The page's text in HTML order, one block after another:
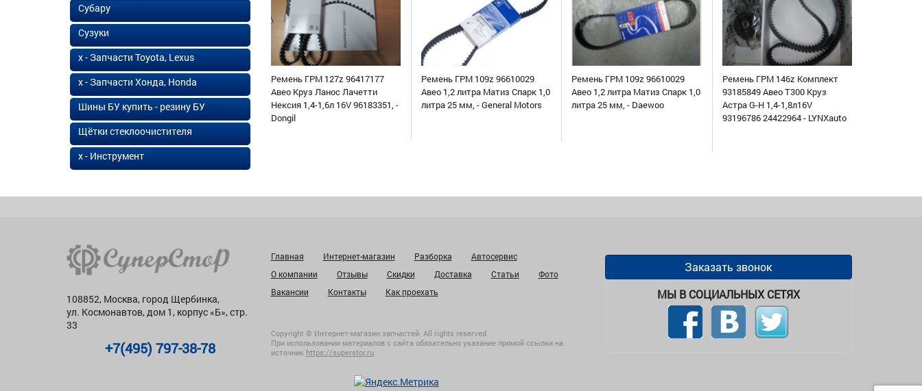
Ремень ГРМ 127z 96417177
Авео Круз Ланос Лачетти
Нексия 1,4-1,6л 16V 96183351, -
Dongil
Ремень ГРМ 109z 96610029
Авео 1,2 литра Матиз Спарк 1,0
литра 25 мм, - General Motors
Ремень ГРМ 109z 96610029
Авео 1,2 литра Матиз Спарк 1,0
литра 25 мм, - Daewoo
Ремень ГРМ 146z Комплект
93185849 Авео Т300 Круз
Астра G-H 1,4-1,8л16V
93196786 24422964 - LYNXauto
Субару
Сузуки
х - Запчасти Toyota, Lexus
х - Запчасти Хонда, Honda
Шины БУ купить - резину БУ
Щётки стеклоочистителя
х - Инструмент
108852, Москва, город Щербинка,
ул. Космонавтов, дом 1, корпус «Б», стр.
33
+7(495) 797-38-78
Главная Интернет-магазин Разборка
Автосервис
О компании
Отзывы Скидки Доставка Статьи
Фото
Вакансии
Контакты Как проехать
Copyright © Интернет-магазин запчастей. All rights reserved
При использовании материалов с сайта обязательно указание прямой ссылки на
источник https://superstor.ru.
Заказать звонок
МЫ В СОЦИАЛЬНЫХ СЕТЯХ